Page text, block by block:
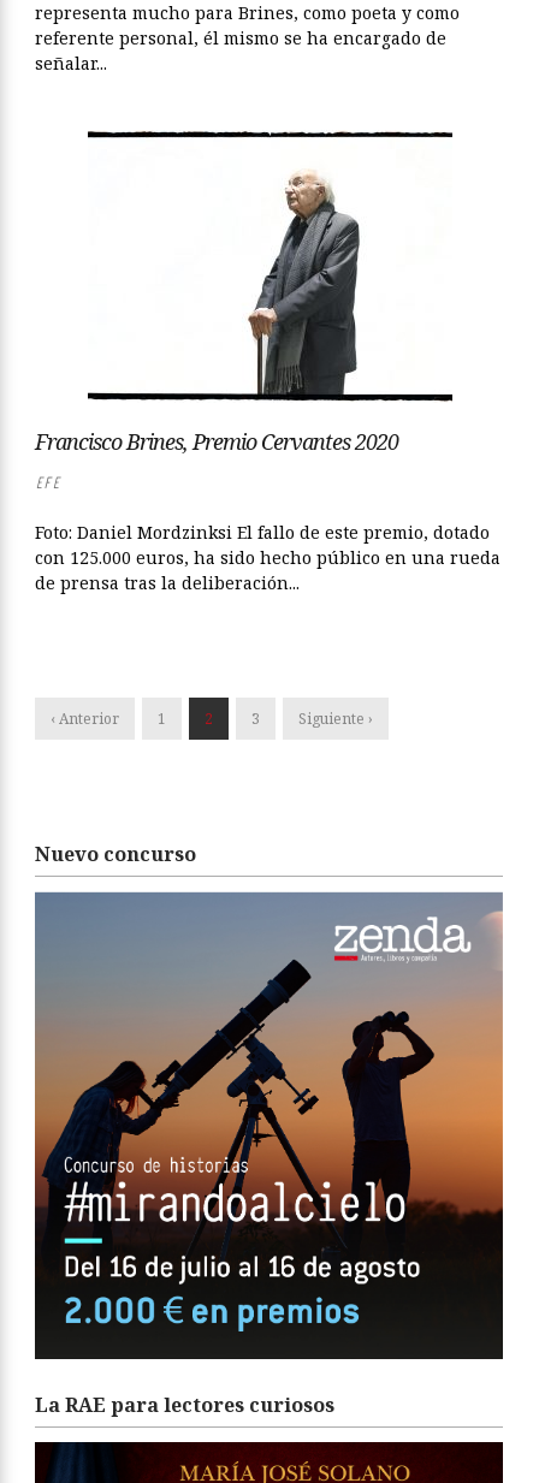
representa mucho para Brines, como poeta y como
referente personal, él mismo se ha encargado de
señalar...
Francisco Brines, Premio Cervantes 2020
EFE
Foto: Daniel Mordzinksi El fallo de este premio, dotado
con 125.000 euros, ha sido hecho público en una rueda
de prensa tras la deliberación...
‹ Anterior 1 2 3 Siguiente ›
Nuevo concurso
La RAE para lectores curiosos